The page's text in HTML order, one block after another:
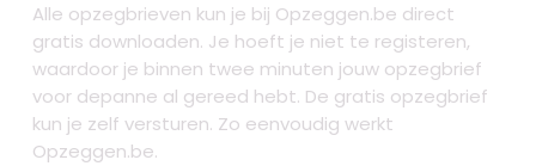
Alle opzegbrieven kun je bij Opzeggen.be direct
gratis downloaden. Je hoeft je niet te registeren,
waardoor je binnen twee minuten jouw opzegbrief
voor depanne al gereed hebt. De gratis opzegbrief
kun je zelf versturen. Zo eenvoudig werkt
Opzeggen.be.